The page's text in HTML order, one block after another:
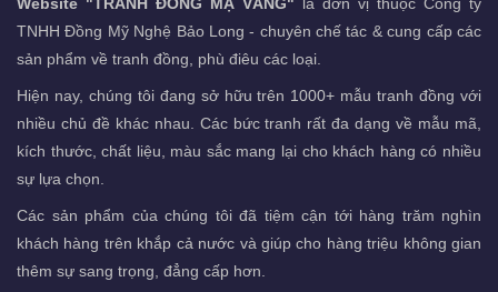
Website "TRANH ĐỒNG MẠ VÀNG" là đơn vị thuộc Công ty
TNHH Đồng Mỹ Nghệ Bảo Long - chuyên chế tác & cung cấp các
sản phẩm về tranh đồng, phù điêu các loại.
Hiện nay, chúng tôi đang sở hữu trên 1000+ mẫu tranh đồng với
nhiều chủ đề khác nhau. Các bức tranh rất đa dạng về mẫu mã,
kích thước, chất liệu, màu sắc mang lại cho khách hàng có nhiều
sự lựa chọn.
Các sản phẩm của chúng tôi đã tiệm cận tới hàng trăm nghìn
khách hàng trên khắp cả nước và giúp cho hàng triệu không gian
thêm sự sang trọng, đẳng cấp hơn.